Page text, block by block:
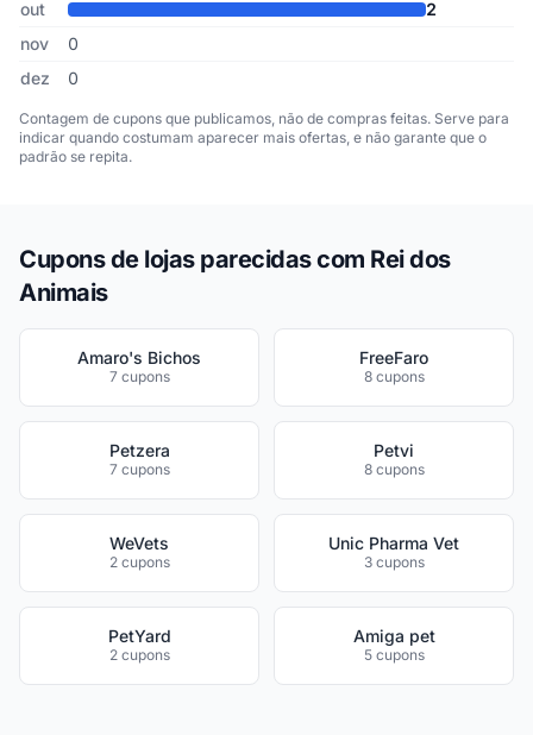
out
2
nov
0
dez
0
Contagem de cupons que publicamos, não de compras feitas. Serve para
indicar quando costumam aparecer mais ofertas, e não garante que o
padrão se repita.
Cupons de lojas parecidas com Rei dos
Animais
Amaro's Bichos
7 cupons
FreeFaro
8 cupons
Petzera
7 cupons
Petvi
8 cupons
WeVets
2 cupons
Unic Pharma Vet
3 cupons
PetYard
2 cupons
Amiga pet
5 cupons